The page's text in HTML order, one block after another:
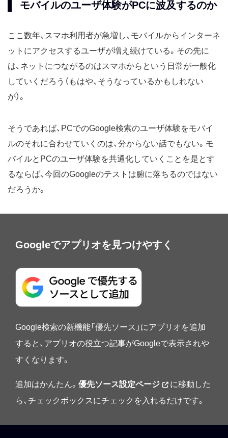
モバイルのユーザ体験がPCに波及するのか
ここ数年、スマホ利用者が急増し、モバイルからインターネ
ットにアクセスするユーザが増え続けている。その先に
は、ネットにつながるのはスマホからという日常が一般化
していくだろう（もはや、そうなっているかもしれない
が）。
そうであれば、PCでのGoogle検索のユーザ体験をモバイ
ルのそれに合わせていくのは、分からない話でもない。モ
バイルとPCのユーザ体験を共通化していくことを是とす
るならば、今回のGoogleのテストは腑に落ちるのではない
だろうか。
Googleでアプリオを見つけやすく
Google検索の新機能「優先ソース」にアプリオを追加
すると、アプリオの役立つ記事がGoogleで表示されや
すくなります。
追加はかんたん。 優先ソース設定ページ
に移動した
ら、チェックボックスにチェックを入れるだけです。